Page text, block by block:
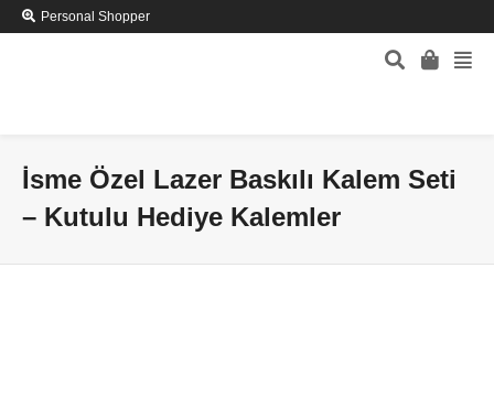
Personal Shopper
İsme Özel Lazer Baskılı Kalem Seti
– Kutulu Hediye Kalemler